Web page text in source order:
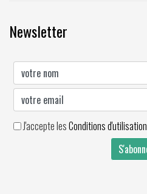
Newsletter
J'accepte lesConditions d'utilisation